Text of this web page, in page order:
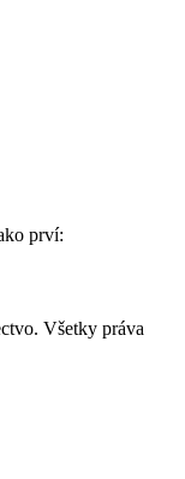
prví:
Všetky práva